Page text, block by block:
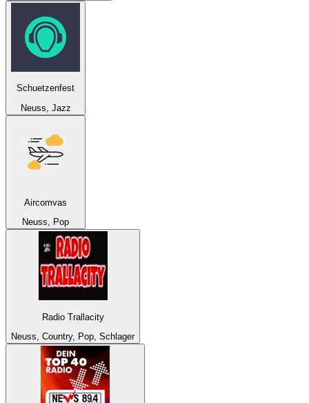
Schuetzenfest
Neuss, Jazz
Aircomvas
Neuss, Pop
Radio Trallacity
Neuss, Country, Pop, Schlager